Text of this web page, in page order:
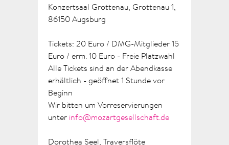
Konzertsaal Grottenau, Grottenau 1,
86150 Augsburg
Tickets: 20 Euro / DMG-Mitglieder 15
Euro / erm. 10 Euro - Freie Platzwahl
Alle Tickets sind an der Abendkasse
erhältlich - geöffnet 1 Stunde vor
Beginn
Wir bitten um Vorreservierungen
unter info@mozartgesellschaft.de
Dorothea Seel, Traversflöte